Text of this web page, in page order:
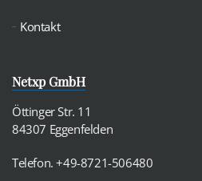
Kontakt
Netxp GmbH
Öttinger Str. 11
84307 Eggenfelden
Telefon. +49-8721-506480